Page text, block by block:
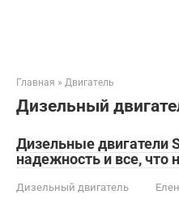
Главная » Двигатель
Дизельный
Дизельные двигатели
надежность и все, что
Дизельный двигатель